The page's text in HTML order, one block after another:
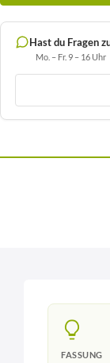
Hast du Fragen
Mo. – Fr. 9 – 16 Uhr
FASSUNG